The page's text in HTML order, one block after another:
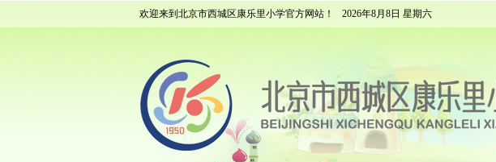
欢迎来到北京市西城区康乐里小学官方网站！ 2026年8月8日 星期六